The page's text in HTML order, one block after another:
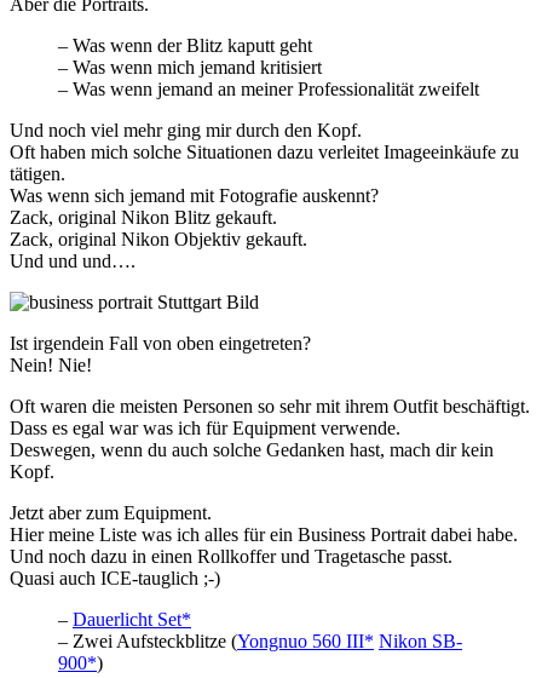
– Was wenn der Blitz kaputt geht
– Was wenn mich jemand kritisiert
– Was wenn jemand an meiner Professionalität zweifelt
Und noch viel mehr ging mir durch den Kopf.
Oft haben mich solche Situationen dazu verleitet Imageeinkäufe zu
tätigen.
Was wenn sich jemand mit Fotografie auskennt?
Zack, original Nikon Blitz gekauft.
Zack, original Nikon Objektiv gekauft.
Und und und….
Ist irgendein Fall von oben eingetreten?
Nein! Nie!
Oft waren die meisten Personen so sehr mit ihrem Outfit beschäftigt.
Dass es egal war was ich für Equipment verwende.
Deswegen, wenn du auch solche Gedanken hast, mach dir kein
Kopf.
Jetzt aber zum Equipment.
Hier meine Liste was ich alles für ein Business Portrait dabei habe.
Und noch dazu in einen Rollkoffer und Tragetasche passt.
Quasi auch ICE-tauglich ;-)
– Dauerlicht Set*
– Zwei Aufsteckblitze (Yongnuo 560 III* Nikon SB-
900*)